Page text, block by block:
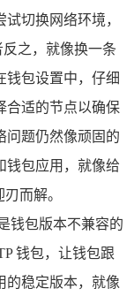
切换网络环境，
之，就像换一条
钱包设置中，仔细
合适的节点以确保
问题仍然像顽固的
钱包应用，就像给
而解。
钱包版本不兼容的
钱包，让钱包跟
的稳定版本，就像